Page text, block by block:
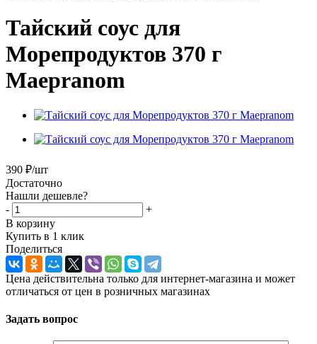
Тайский соус для
Морепродуктов 370 г
Maepranom
390 ₽/шт
Достаточно
Нашли дешевле?
-
+
В корзину
Купить в 1 клик
Поделиться
Цена действительна только для интернет-магазина и может
отличаться от цен в розничных магазинах
Задать вопрос